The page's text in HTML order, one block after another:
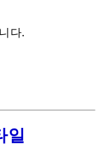
다.
일